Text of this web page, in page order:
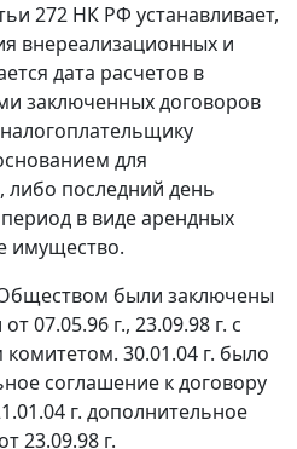
272 НК РФ устанавливает,
внереализационных и
дата расчетов в
заключенных договоров
для
либо последний день
в виде арендных
имущество.
были заключены
07.05.96 г., 23.09.98 г. с
30.01.04 г. было
соглашение к договору
г. дополнительное
23.09.98 г.